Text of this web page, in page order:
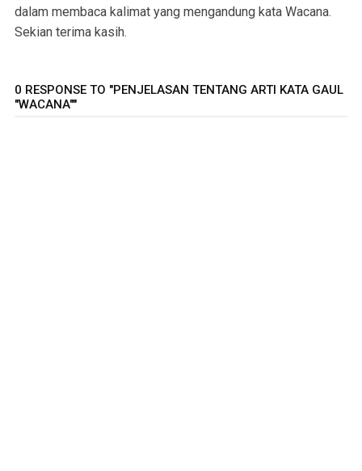
dalam membaca kalimat yang mengandung kata Wacana.
Sekian terima kasih.
0 RESPONSE TO "PENJELASAN TENTANG ARTI KATA GAUL
"WACANA""